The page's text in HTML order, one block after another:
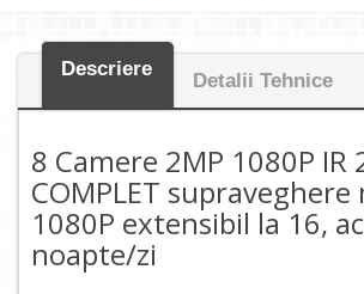
Descriere
Detalii Tehnice
8 Camere 2MP 1080P IR
COMPLET
1080P extensibil la 16,
noapte/zi